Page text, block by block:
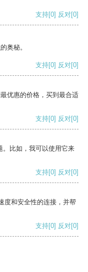
支持[0] 反对[0]
奥秘。
支持[0] 反对[0]
优惠的价格，买到最合适
支持[0] 反对[0]
。比如，我可以使用它来
支持[0] 反对[0]
度和安全性的连接，并帮
支持[0] 反对[0]